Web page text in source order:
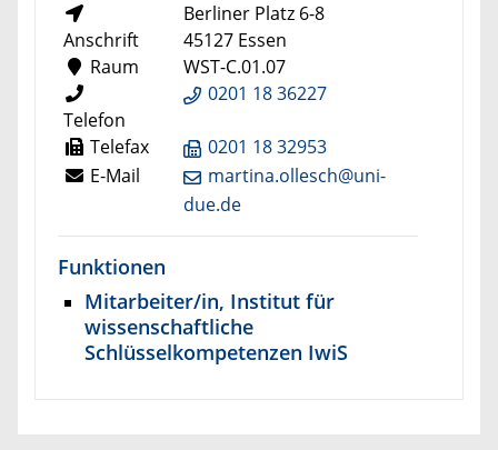
Anschrift
Berliner Platz 6-8
45127 Essen
Raum
WST-C.01.07
Telefon
0201 18 36227
Telefax
0201 18 32953
E-Mail
martina.ollesch@uni-
due.de
Funktionen
Mitarbeiter/in, Institut für
wissenschaftliche
Schlüsselkompetenzen IwiS